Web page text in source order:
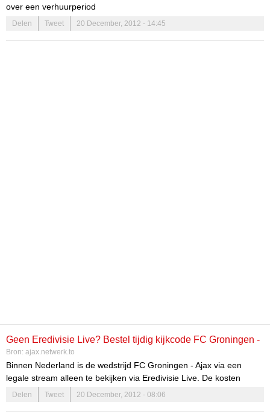
over een verhuurperiod
Delen Tweet 20 December, 2012 - 14:45
Geen Eredivisie Live? Bestel tijdig kijkcode FC Groningen -
Ajax
Bron: ajax.netwerk.to
Binnen Nederland is de wedstrijd FC Groningen - Ajax via een
legale stream alleen te bekijken via Eredivisie Live. De kosten
bedragen daarvoor 6 euro. Bestel tijdig een code als je...
Delen Tweet 20 December, 2012 - 08:06